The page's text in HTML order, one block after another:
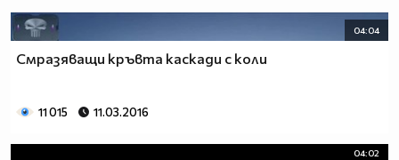
04:04
Смразяващи кръвта каскади с коли
11 015 11.03.2016
04:02